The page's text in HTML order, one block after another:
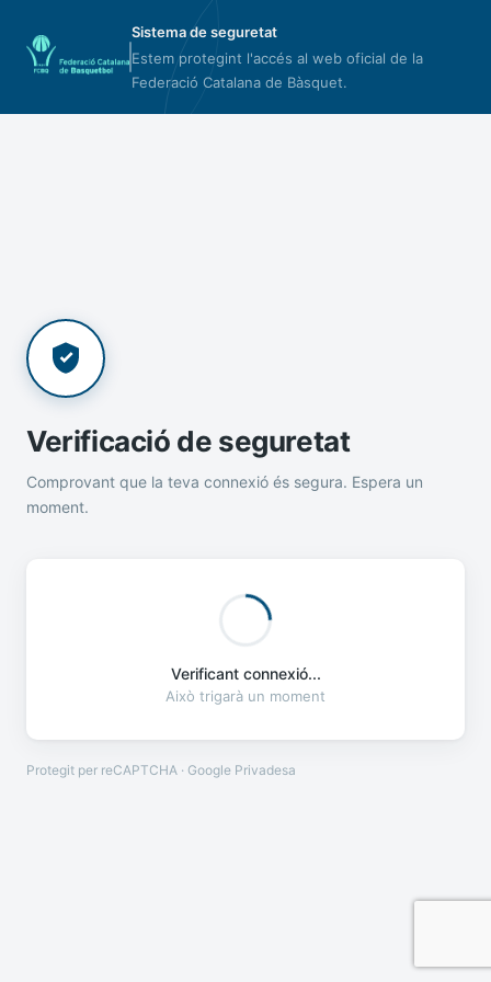
Sistema de seguretat
Estem protegint l'accés al web oficial de la
Federació Catalana de Bàsquet.
Verificació de seguretat
Comprovant que la teva connexió és segura. Espera un
moment.
Verificant connexió...
Això trigarà un moment
Protegit per reCAPTCHA · Google Privadesa